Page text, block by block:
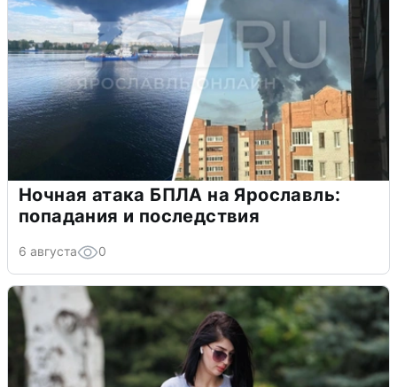
Ночная атака БПЛА на Ярославль:
попадания и последствия
6 августа 0